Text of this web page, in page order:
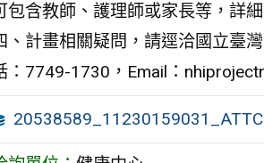
包含教師、護理師或家長等，詳
、計畫相關疑問，請逕洽國立臺
：7749-1730，Email：